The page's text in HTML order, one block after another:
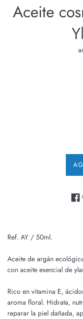
Aceite
Ref. AY / 50ml.
Aceite de argán
con aceite esencial de
Rico en vitamina E,
aroma floral. Hidrata,
reparar la piel dañada,